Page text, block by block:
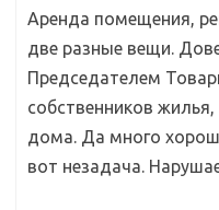
Аренда помещения,
две разные вещи.
Председателем
собственников
дома. Да много
вот незадача.